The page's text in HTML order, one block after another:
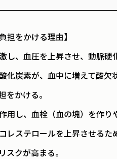
担をかける理由】
、血圧を上昇させ、動脈硬
化炭素が、血中に増えて酸欠
をかける。
し、血栓（血の塊）を作り
レステロールを上昇させるた
スクが高まる。